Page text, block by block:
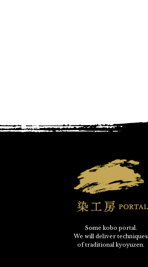
Some kobo portal.
We will deliver techniques
of traditional kyoyuzen.